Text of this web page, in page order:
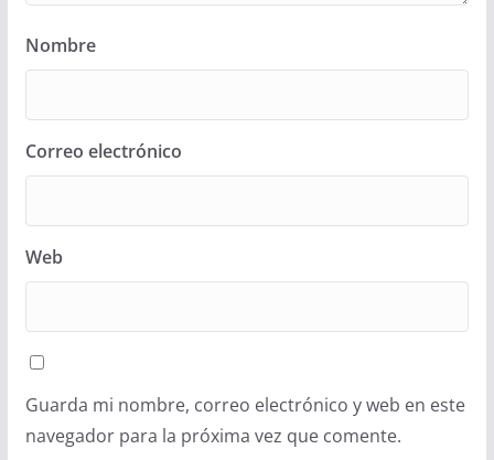
Nombre
Correo electrónico
Web
Guarda mi nombre, correo electrónico y web en este
navegador para la próxima vez que comente.